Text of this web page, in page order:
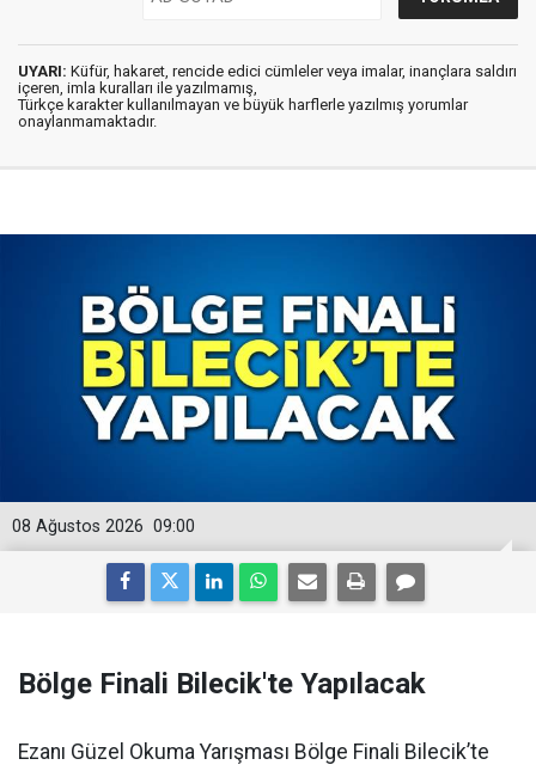
UYARI: Küfür, hakaret, rencide edici cümleler veya imalar, inançlara saldırı
içeren, imla kuralları ile yazılmamış,
Türkçe karakter kullanılmayan ve büyük harflerle yazılmış yorumlar
onaylanmamaktadır.
09:00
08 Ağustos 2026
Bölge Finali Bilecik'te Yapılacak
Ezanı Güzel Okuma Yarışması Bölge Finali Bilecik’te